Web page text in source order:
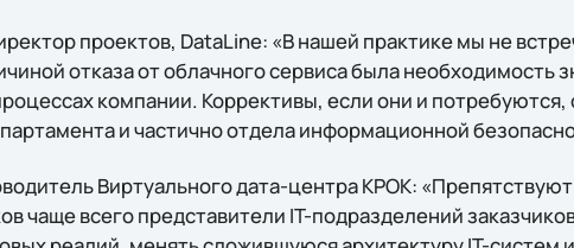
проектов, DataLine: «В нашей практике мы не
отказа от облачного сервиса была необходимость
компании. Коррективы, если они и потребуются,
и частично отдела информационной
Виртуального дата-центра КРОК:
чаще всего представители IT-подразделений